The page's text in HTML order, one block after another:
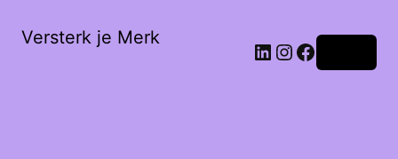
Versterk je Merk
LinkedIn
Instagram
Facebook